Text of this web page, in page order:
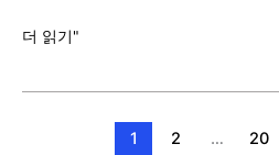
백
더 읽기"
1 2 … 20